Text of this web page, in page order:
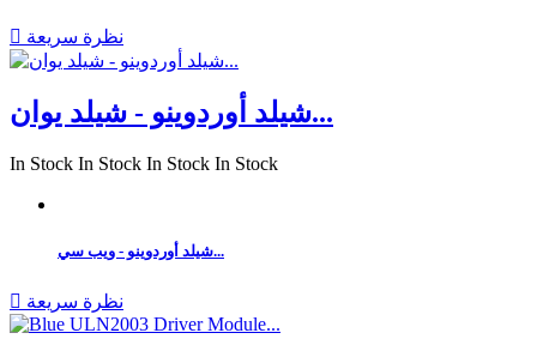
 نظرة سريعة
شيلد أوردوينو - شيلد يوان...
In Stock In Stock In Stock In Stock
شيلد أوردوينو - ويب سي...
 نظرة سريعة